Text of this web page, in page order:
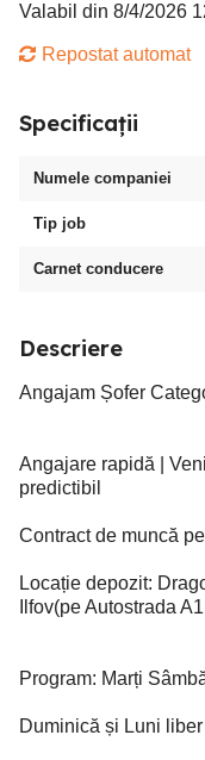
Valabil din 8/4/2026
Repostat automat
Specificații
Numele companiei
Tip job
Carnet conducere
Descriere
Angajam Șofer
Angajare rapidă |
predictibil
Contract de muncă
Locație depozit:
Ilfov(pe Autostrada
Program: Marți
Duminică și Luni liber